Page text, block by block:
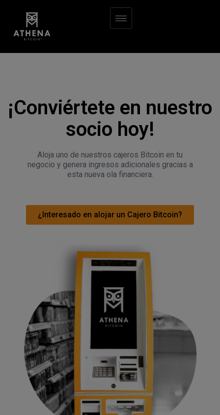
¡Conviértete en nuestro
socio hoy!
Aloja uno de nuestros cajeros Bitcoin en tu
negocio y genera ingresos adicionales gracias a
esta nueva ola financiera.
¿Interesado en alojar un Cajero Bitcoin?